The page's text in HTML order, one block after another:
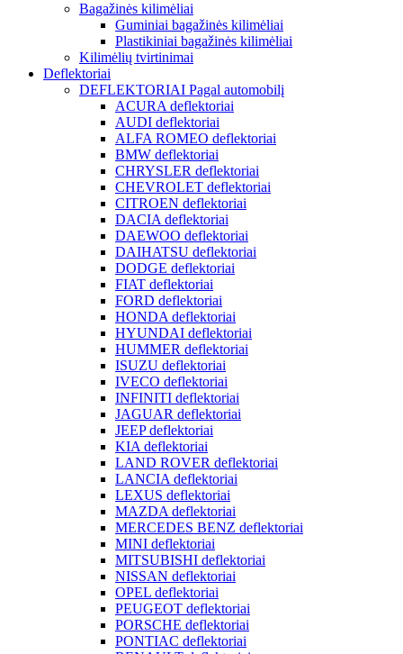
Bagažinės kilimėliai
Guminiai bagažinės kilimėliai
Plastikiniai bagažinės kilimėliai
Kilimėlių tvirtinimai
Deflektoriai
DEFLEKTORIAI Pagal automobilį
ACURA deflektoriai
AUDI deflektoriai
ALFA ROMEO deflektoriai
BMW deflektoriai
CHRYSLER deflektoriai
CHEVROLET deflektoriai
CITROEN deflektoriai
DACIA deflektoriai
DAEWOO deflektoriai
DAIHATSU deflektoriai
DODGE deflektoriai
FIAT deflektoriai
FORD deflektoriai
HONDA deflektoriai
HYUNDAI deflektoriai
HUMMER deflektoriai
ISUZU deflektoriai
IVECO deflektoriai
INFINITI deflektoriai
JAGUAR deflektoriai
JEEP deflektoriai
KIA deflektoriai
LAND ROVER deflektoriai
LANCIA deflektoriai
LEXUS deflektoriai
MAZDA deflektoriai
MERCEDES BENZ deflektoriai
MINI deflektoriai
MITSUBISHI deflektoriai
NISSAN deflektoriai
OPEL deflektoriai
PEUGEOT deflektoriai
PORSCHE deflektoriai
PONTIAC deflektoriai